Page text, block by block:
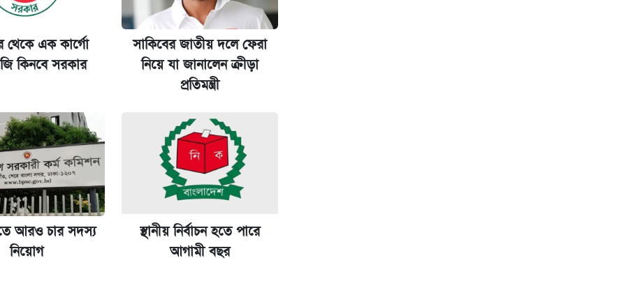
শুরু, আবেদন ১২ আগস্ট পর্যন্ত
থেকে এক কার্গো
কিনবে সরকার
সাকিবের জাতীয় দলে ফেরা
নিয়ে যা জানালেন ক্রীড়া
প্রতিমন্ত্রী
আরও চার সদস্য
নিয়োগ
স্থানীয় নির্বাচন হতে পারে
আগামী বছর